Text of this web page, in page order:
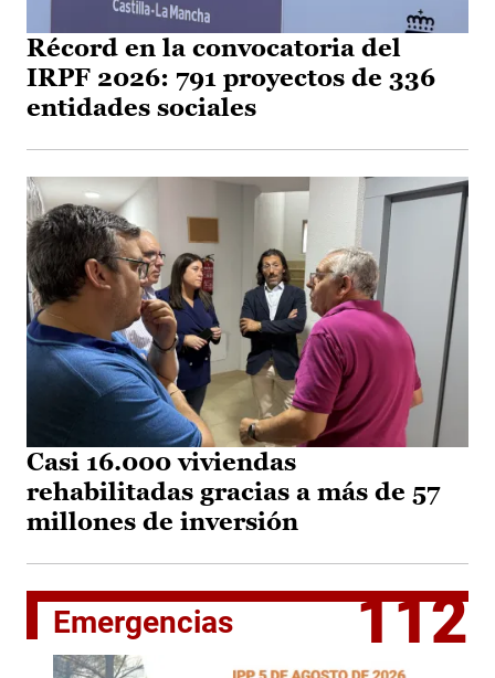
Récord en la convocatoria del
IRPF 2026: 791 proyectos de 336
entidades sociales
Casi 16.000 viviendas
rehabilitadas gracias a más de 57
millones de inversión
Emergencias 112